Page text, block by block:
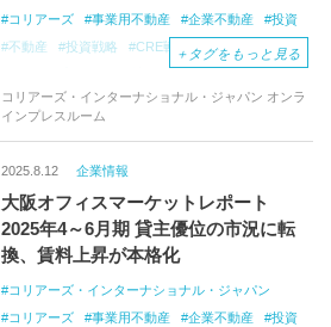
コリアーズ
事業用不動産 企業不動産
投資
不動産
投資戦略 CRE戦略
CREコンサル
オフィス仲介
プロジェクトマネジメント
＋ タグをもっと見る
コリアーズ・インターナショナル・ジャパン オンラ
インプレスルーム
2025.8.12 企業情報
大阪オフィスマーケットレポート
2025年4～6月期 貸主優位の市況に転
換、賃料上昇が本格化
コリアーズ・インターナショナル・ジャパン
コリアーズ
事業用不動産 企業不動産
投資